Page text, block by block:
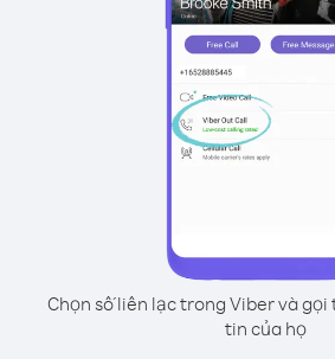
Chọn số liên lạc trong Viber và
tin của họ